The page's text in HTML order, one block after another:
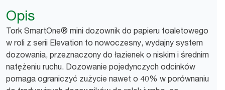
Opis
Tork SmartOne® mini dozownik do papieru toaletowego
w roli z serii Elevation to nowoczesny, wydajny system
dozowania, przeznaczony do łazienek o niskim i średnim
natężeniu ruchu. Dozowanie pojedynczych odcinków
pomaga ograniczyć zużycie nawet o 40% w porównaniu